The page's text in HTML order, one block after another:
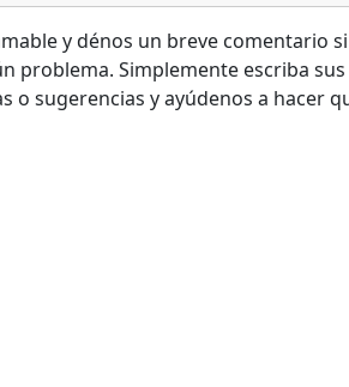
y dénos un breve comentario
problema. Simplemente escriba
o sugerencias y ayúdenos a hacer